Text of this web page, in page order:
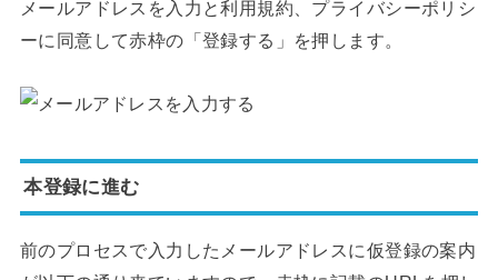
メールアドレスを入力と利用規約、プライバシーポリシ
ーに同意して赤枠の「登録する」を押します。
本登録に進む
前のプロセスで入力したメールアドレスに仮登録の案内